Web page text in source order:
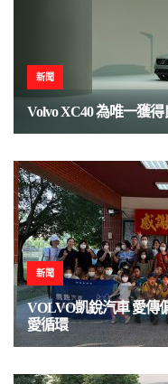
新聞
Volvo XC40 為唯一獲
新聞
VOLVO凱銳汽車 愛傳
愛循環